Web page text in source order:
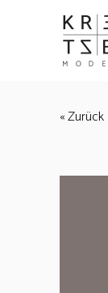
« Zurück